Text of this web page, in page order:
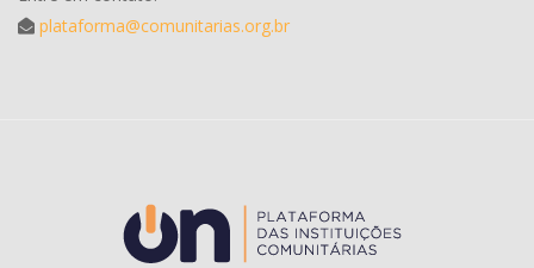
plataforma@comunitarias.org.br